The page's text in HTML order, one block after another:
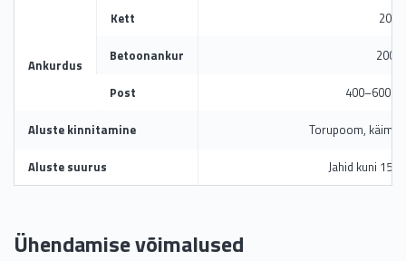
Ankurdus
Kett 20
Betoonankur 2000
Post 400–600
Aluste kinnitamine Torupoom,
Aluste suurus Jahid kuni
Ühendamise võimalused